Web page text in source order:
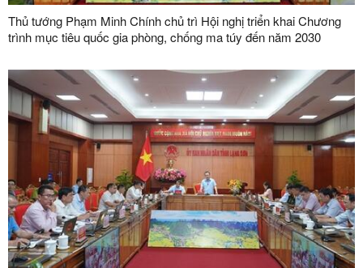
Thủ tướng Phạm Minh Chính chủ trì Hội nghị triển khai Chương
trình mục tiêu quốc gia phòng, chống ma túy đến năm 2030